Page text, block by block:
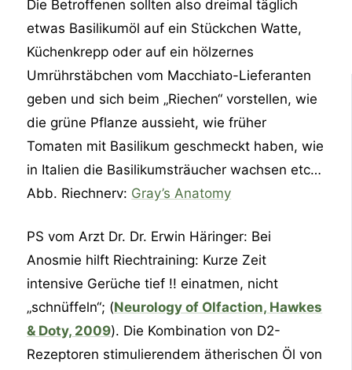
Die Betroffenen sollten also dreimal täglich
etwas Basilikumöl auf ein Stückchen Watte,
Küchenkrepp oder auf ein hölzernes
Umrührstäbchen vom Macchiato-Lieferanten
geben und sich beim „Riechen“ vorstellen, wie
die grüne Pflanze aussieht, wie früher
Tomaten mit Basilikum geschmeckt haben, wie
in Italien die Basilikumsträucher wachsen etc…
Abb. Riechnerv: Gray’s Anatomy
PS vom Arzt Dr. Dr. Erwin Häringer: Bei
Anosmie hilft Riechtraining: Kurze Zeit
intensive Gerüche tief !! einatmen, nicht
„schnüffeln“; (Neurology of Olfaction, Hawkes
& Doty, 2009). Die Kombination von D2-
Rezeptoren stimulierendem ätherischen Öl von